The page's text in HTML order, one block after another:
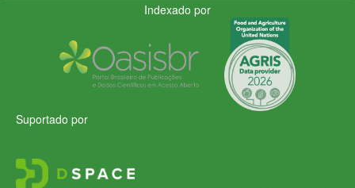
Indexado por
Suportado por